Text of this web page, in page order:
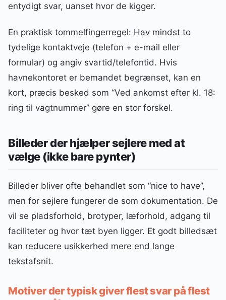
entydigt svar, uanset hvor de kigger.
En praktisk tommelfingerregel: Hav mindst to
tydelige kontaktveje (telefon + e-mail eller
formular) og angiv svartid/telefontid. Hvis
havnekontoret er bemandet begrænset, kan en
kort, præcis besked som “Ved ankomst efter kl. 18:
ring til vagtnummer” gøre en stor forskel.
Billeder der hjælper sejlere med at
vælge (ikke bare pynter)
Billeder bliver ofte behandlet som “nice to have”,
men for sejlere fungerer de som dokumentation. De
vil se pladsforhold, brotyper, læforhold, adgang til
faciliteter og hvor tæt byen ligger. Et godt billedsæt
kan reducere usikkerhed mere end lange
tekstafsnit.
Motiver der typisk giver flest svar på flest